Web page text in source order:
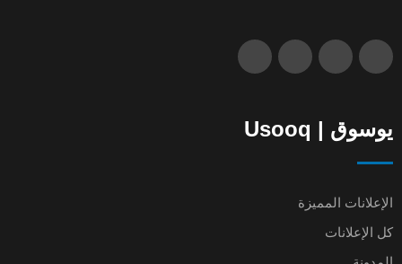
يوسوق | Usooq
الإعلانات المميزة
كل الإعلانات